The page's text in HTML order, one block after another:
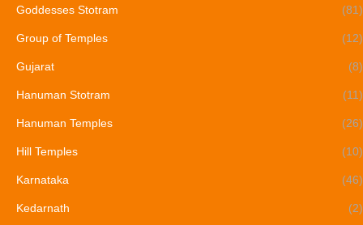
Goddesses Stotram (81)
Group of Temples (12)
Gujarat (8)
Hanuman Stotram (11)
Hanuman Temples (26)
Hill Temples (10)
Karnataka (46)
Kedarnath (2)